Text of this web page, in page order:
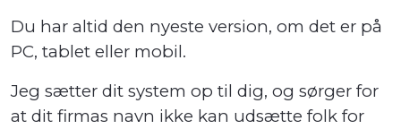
Du har altid den nyeste version, om det er på
PC, tablet eller mobil.
Jeg sætter dit system op til dig, og sørger for
at dit firmas navn ikke kan udsætte folk for